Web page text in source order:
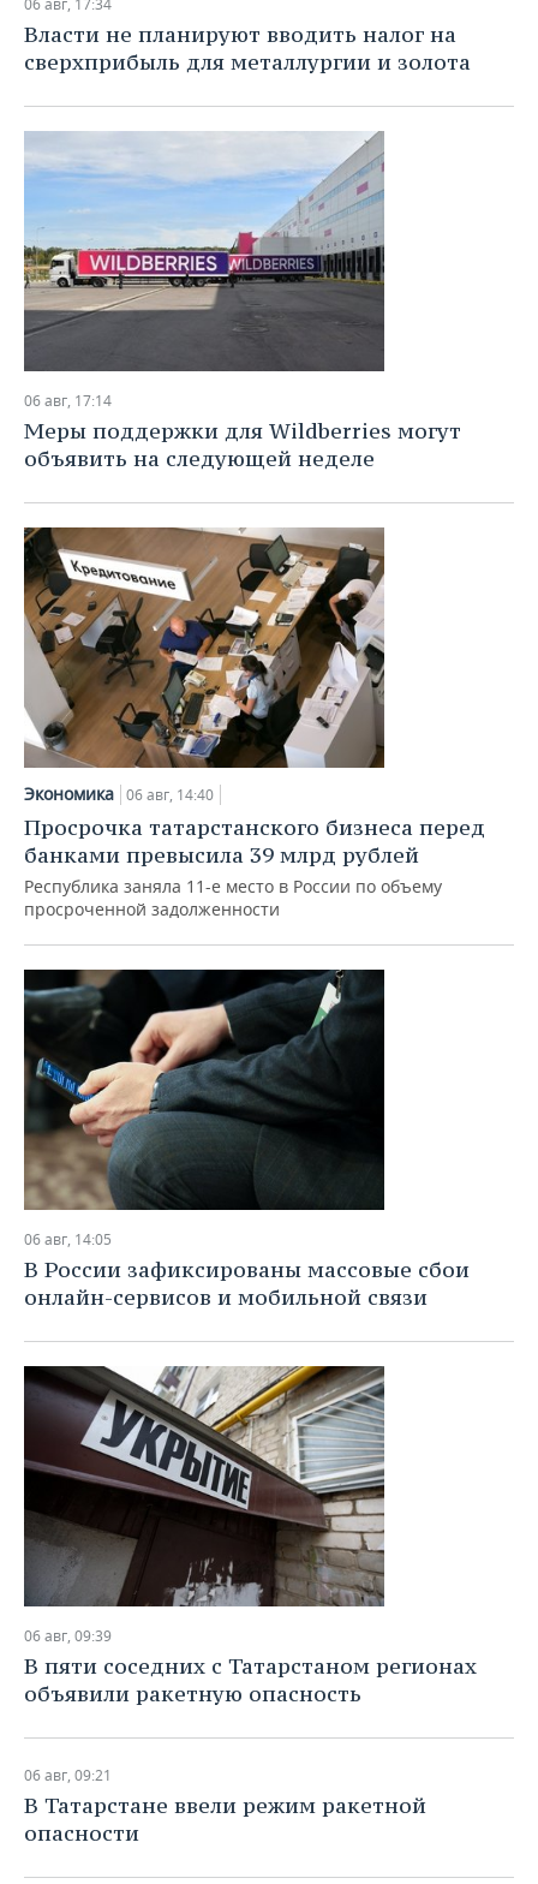
06 авг, 17:34
Власти не планируют вводить налог на
сверхприбыль для металлургии и золота
06 авг, 17:14
Меры поддержки для Wildberries могут
объявить на следующей неделе
Экономика 06 авг, 14:40
Просрочка татарстанского бизнеса перед
банками превысила 39 млрд рублей
Республика заняла 11-е место в России по объему
просроченной задолженности
06 авг, 14:05
В России зафиксированы массовые сбои
онлайн-сервисов и мобильной связи
06 авг, 09:39
В пяти соседних с Татарстаном регионах
объявили ракетную опасность
06 авг, 09:21
В Татарстане ввели режим ракетной
опасности